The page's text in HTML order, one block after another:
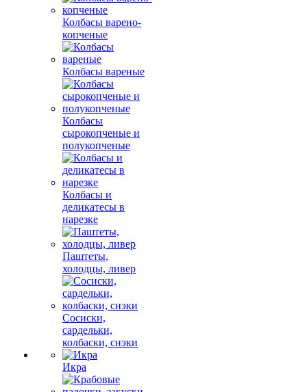
Колбасы варено-
копченые
Колбасы вареные
Колбасы
сырокопченые и
полукопченые
Колбасы и
деликатесы в
нарезке
Паштеты,
холодцы, ливер
Сосиски,
сардельки,
колбаски, снэки
Икра